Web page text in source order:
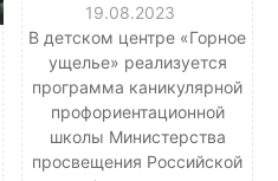
19.08.2023
В детском центре «Горное
ущелье» реализуется
программа каникулярной
профориентационной
школы Министерства
просвещения Российской